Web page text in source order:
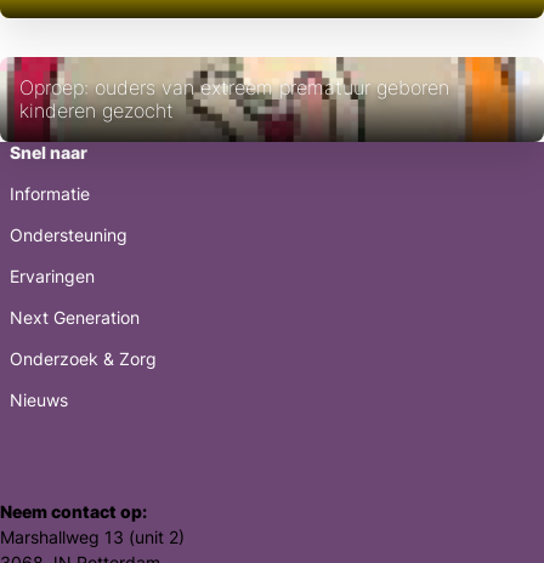
Oproep: ouders van extreem prematuur geboren
kinderen gezocht
Snel naar
Informatie
Ondersteuning
Ervaringen
Next Generation
Onderzoek & Zorg
Nieuws
Neem contact op:
Marshallweg 13 (unit 2)